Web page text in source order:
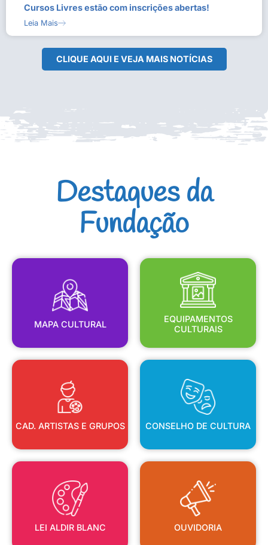
Cursos Livres estão com inscrições abertas!
Leia Mais
CLIQUE AQUI E VEJA MAIS NOTÍCIAS
Destaques da
Fundação
MAPA CULTURAL
MAPA CULTURAL
EQUIPAMENTOS
CULTURAIS
EQUIPAMENTOS
CULTURAIS
CAD. ARTISTAS E GRUPOS
CAD. ARTISTAS E GRUPOS
CONSELHO DE CULTURA
CONSELHO DE CULTURA
LEI ALDIR BLANC
LEI ALDIR BLANC
OUVIDORIA
OUVIDORIA